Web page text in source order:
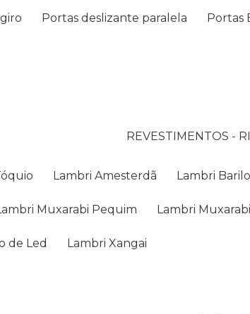
giro Portas deslizante paralela
REVESTIMENTOS -
Lambri Amesterdã Lambri
Lambri Muxarabi Pequim Lambri
de Led Lambri Xangai